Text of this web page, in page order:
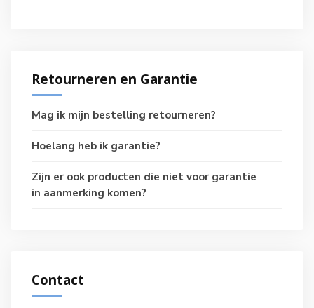
Retourneren en Garantie
Mag ik mijn bestelling retourneren?
Hoelang heb ik garantie?
Zijn er ook producten die niet voor garantie
in aanmerking komen?
Contact